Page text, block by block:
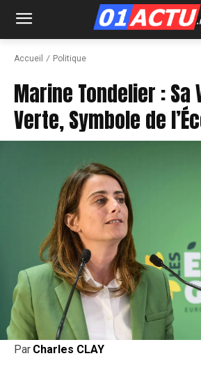
Accueil Politique
Marine Tondelier : Sa
Verte, Symbole de
Par Charles CLAY